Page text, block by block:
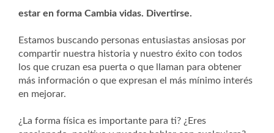
estar en forma Cambia vidas. Divertirse.
Estamos buscando personas entusiastas ansiosas por
compartir nuestra historia y nuestro éxito con todos
los que cruzan esa puerta o que llaman para obtener
más información o que expresan el más mínimo interés
en mejorar.
¿La forma física es importante para ti? ¿Eres